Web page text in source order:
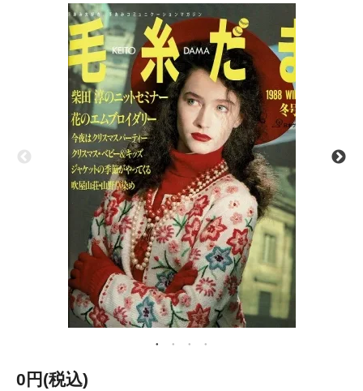
0円(税込)